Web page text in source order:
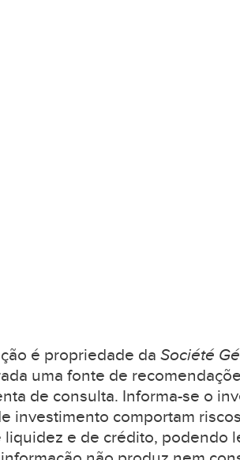
é propriedade da Société
uma fonte de
de consulta. Informa-se o
investimento comportam
liquidez e de crédito, podendo